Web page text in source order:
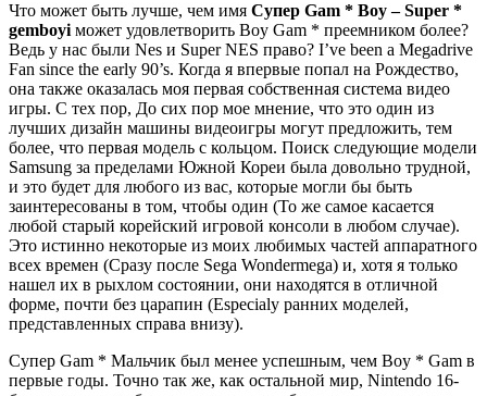
Что может быть лучше, чем имя Супер Gam * Boy – Super *
gemboyi может удовлетворить Boy Gam * преемником более?
Ведь у нас были Nes и Super NES право? I’ve been a Megadrive
Fan since the early 90’s. Когда я впервые попал на Рождество,
она также оказалась моя первая собственная система видео
игры. С тех пор, До сих пор мое мнение, что это один из
лучших дизайн машины видеоигры могут предложить, тем
более, что первая модель с кольцом. Поиск следующие модели
Samsung за пределами Южной Кореи была довольно трудной,
и это будет для любого из вас, которые могли бы быть
заинтересованы в том, чтобы один (То же самое касается
любой старый корейский игровой консоли в любом случае).
Это истинно некоторые из моих любимых частей аппаратного
всех времен (Сразу после Sega Wondermega) и, хотя я только
нашел их в рыхлом состоянии, они находятся в отличной
форме, почти без царапин (Especialy ранних моделей,
представленных справа внизу).
Супер Gam * Мальчик был менее успешным, чем Boy * Gam в
первые годы. Точно так же, как остальной мир, Nintendo 16-